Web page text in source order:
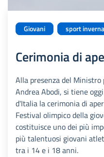
Giovani sport
Cerimonia di
Alla presenza del Ministro
Andrea Abodi, si tiene
d'Italia la cerimonia di
Festival olimpico della
costituisce uno dei più
più talentuosi giovani
tra i 14 e i 18 anni.